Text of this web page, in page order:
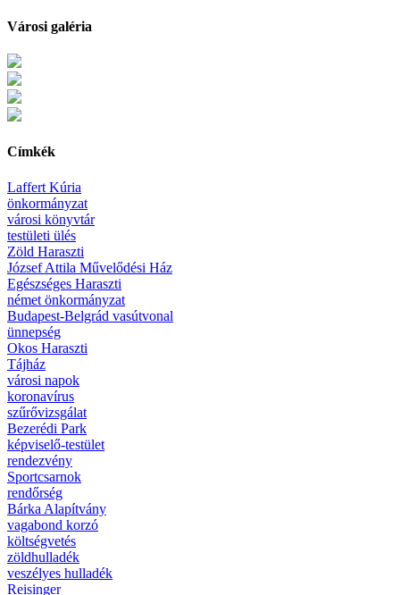
Városi galéria
Címkék
Laffert Kúria
önkormányzat
városi könyvtár
testületi ülés
Zöld Haraszti
József Attila Művelődési Ház
Egészséges Haraszti
német önkormányzat
Budapest-Belgrád vasútvonal
ünnepség
Okos Haraszti
Tájház
városi napok
koronavírus
szűrővizsgálat
Bezerédi Park
képviselő-testület
rendezvény
Sportcsarnok
rendőrség
Bárka Alapítvány
vagabond korzó
költségvetés
zöldhulladék
veszélyes hulladék
Reisinger